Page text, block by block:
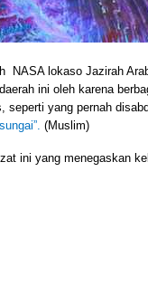
NASA lokaso Jazirah
ini oleh karena
yang pernah
(Muslim)
ini yang menegaskan